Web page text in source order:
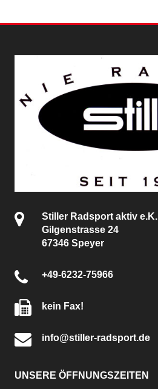
Stiller Radsport aktiv e.K.
Gilgenstrasse 24
67346 Speyer
+49-6232-75966
kein Fax!
info@stiller-radsport.de
UNSERE ÖFFNUNGSZEITEN